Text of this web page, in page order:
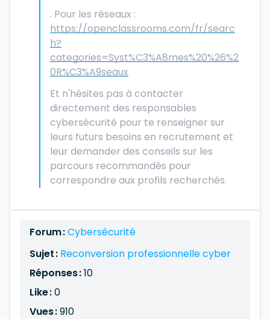
. Pour les réseaux :
https://openclassrooms.com/fr/searc
h?
categories=Syst%C3%A8mes%20%26%2
0R%C3%A9seaux
Et n'hésites pas à contacter
directement des responsables
cybersécurité pour te renseigner sur
leurs futurs besoins en recrutement et
leur demander des conseils sur les
parcours recommandés pour
correspondre aux profils recherchés.
Forum :Cybersécurité
Sujet : Reconversion professionnelle cyber
Réponses :10
Like :0
Vues :910